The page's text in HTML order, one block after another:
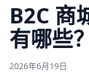
B2C 商
有哪些
2026年6月19日